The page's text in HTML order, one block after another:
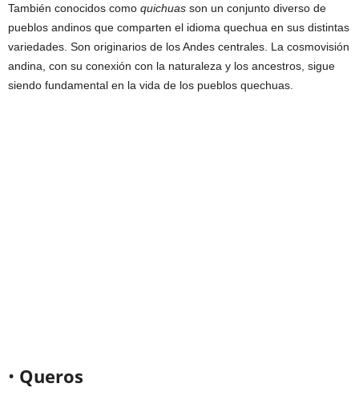
También conocidos como quichuas son un conjunto diverso de
pueblos andinos que comparten el idioma quechua en sus distintas
variedades. Son originarios de los Andes centrales. La cosmovisión
andina, con su conexión con la naturaleza y los ancestros, sigue
siendo fundamental en la vida de los pueblos quechuas.
• Queros